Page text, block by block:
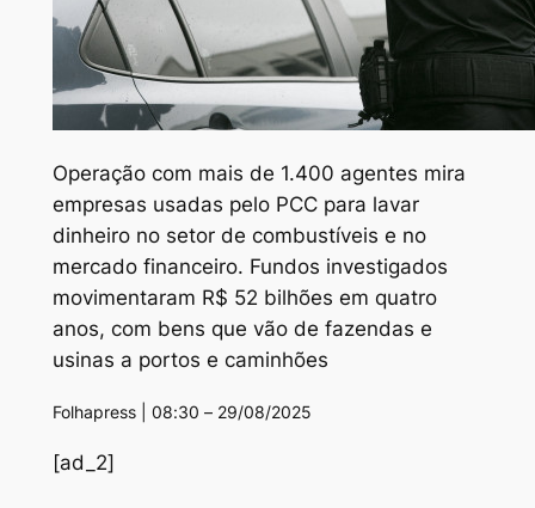
Operação com mais de 1.400 agentes mira
empresas usadas pelo PCC para lavar
dinheiro no setor de combustíveis e no
mercado financeiro. Fundos investigados
movimentaram R$ 52 bilhões em quatro
anos, com bens que vão de fazendas e
usinas a portos e caminhões
Folhapress | 08:30 – 29/08/2025
[ad_2]